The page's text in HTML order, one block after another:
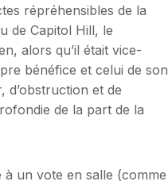
répréhensibles de la
de Capitol Hill, le
alors qu’il était vice-
bénéfice et celui de son
d’obstruction et de
de la part de la
à un vote en salle (comme